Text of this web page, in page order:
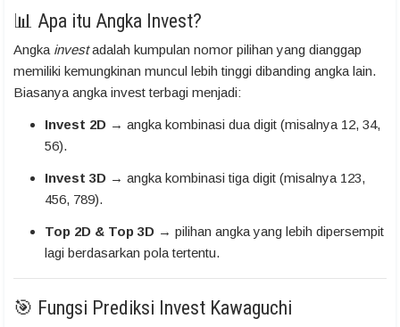
📊 Apa itu Angka Invest?
Angka investadalah kumpulan nomor pilihan yang dianggap
memiliki kemungkinan muncul lebih tinggi dibanding angka lain.
Biasanya angka invest terbagi menjadi:
Invest 2D → angka kombinasi dua digit (misalnya 12, 34,
56).
Invest 3D → angka kombinasi tiga digit (misalnya 123,
456, 789).
Top 2D & Top 3D → pilihan angka yang lebih dipersempit
lagi berdasarkan pola tertentu.
🎯 Fungsi Prediksi Invest Kawaguchi